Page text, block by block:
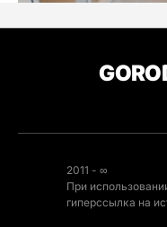
2011 - ∞
При
гиперссылка на